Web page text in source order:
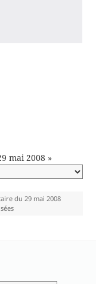
mai 2008 »
du 29 mai 2008